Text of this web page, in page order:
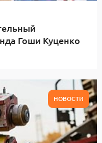
Гоши Куценко
НОВОСТИ